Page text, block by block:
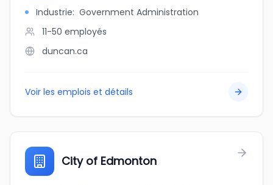
Industrie: Government Administration
11-50 employés
duncan.ca
Voir les emplois et détails
City of Edmonton